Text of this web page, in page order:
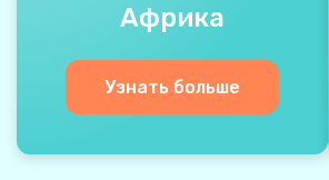
Африка
Узнать больше